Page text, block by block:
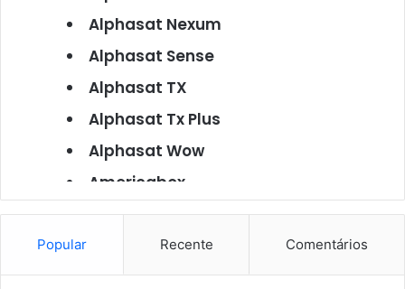
Alphasat Nexum
Alphasat Sense
Alphasat TX
Alphasat Tx Plus
Alphasat Wow
Americabox
Americabox S101
Americabox S105
Americabox S105 Plus
Popular Recente Comentários